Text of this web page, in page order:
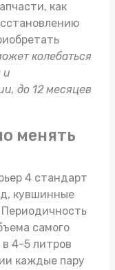
как
колебаться
и
до 12 месяцев
менять
4 стандарт
кувшинные
самого
4-5 литров
каждые пару